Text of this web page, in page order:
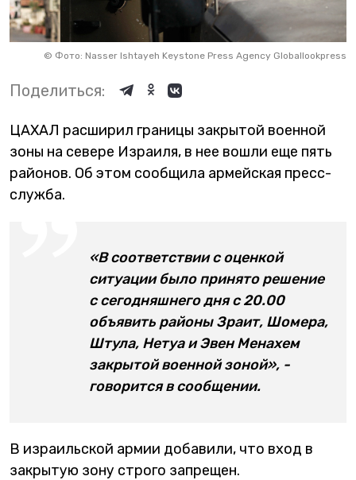
© Фото: Nasser Ishtayeh Keystone Press Agency Globallookpress
Поделиться:
ЦАХАЛ расширил границы закрытой военной
зоны на севере Израиля, в нее вошли еще пять
районов. Об этом сообщила армейская пресс-
служба.
«В соответствии с оценкой
ситуации было принято решение
с сегодняшнего дня с 20.00
объявить районы Зраит, Шомера,
Штула, Нетуа и Эвен Менахем
закрытой военной зоной», -
говорится в сообщении.
В израильской армии добавили, что вход в
закрытую зону строго запрещен.